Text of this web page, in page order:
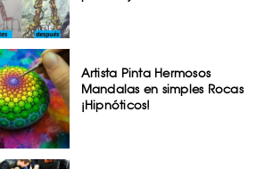
Artista Pinta Hermosos
Mandalas en simples Rocas
¡Hipnóticos!